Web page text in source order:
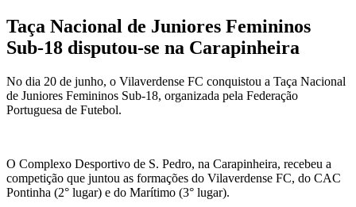
Taça Nacional de Juniores Femininos
Sub-18 disputou-se na Carapinheira
No dia 20 de junho, o Vilaverdense FC conquistou a Taça Nacional
de Juniores Femininos Sub-18, organizada pela Federação
Portuguesa de Futebol.
O Complexo Desportivo de S. Pedro, na Carapinheira, recebeu a
competição que juntou as formações do Vilaverdense FC, do CAC
Pontinha (2° lugar) e do Marítimo (3° lugar).